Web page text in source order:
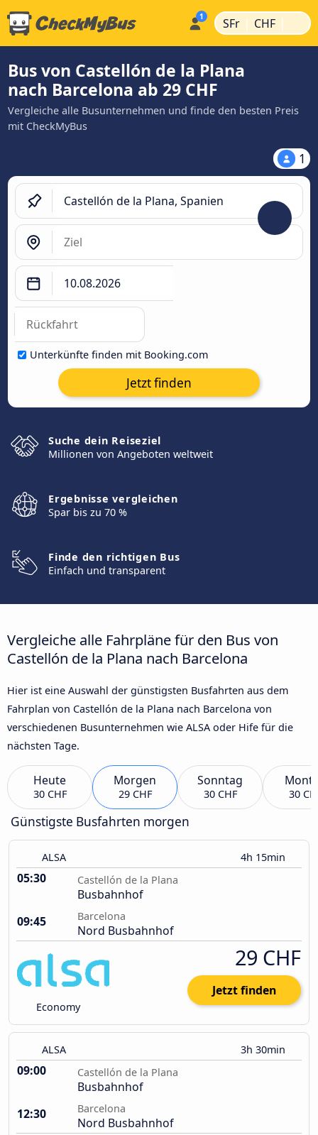
SFr | CHF |
Bus von Castellón de la Plana
nach Barcelona ab 29 CHF
Vergleiche alle Busunternehmen und finde den besten Preis
mit CheckMyBus
1
Unterkünfte finden mit Booking.com
Jetzt finden
Suche dein Reiseziel
Millionen von Angeboten weltweit
Ergebnisse vergleichen
Spar bis zu 70 %
Finde den richtigen Bus
Einfach und transparent
Vergleiche alle Fahrpläne für den Bus von
Castellón de la Plana nach Barcelona
Hier ist eine Auswahl der günstigsten Busfahrten aus dem
Fahrplan von Castellón de la Plana nach Barcelona von
verschiedenen Busunternehmen wie ALSA oder Hife für die
nächsten Tage.
Heute
30 CHF
Morgen
29 CHF
Sonntag
30 CHF 30
Günstigste Busfahrten morgen
ALSA 4h 15min
05:30 Castellón de la Plana
Busbahnhof
09:45
Barcelona
Nord Busbahnhof
Economy
29 CHF
Jetzt finden
ALSA 3h 30min
09:00 Castellón de la Plana
Busbahnhof
12:30
Barcelona
Nord Busbahnhof